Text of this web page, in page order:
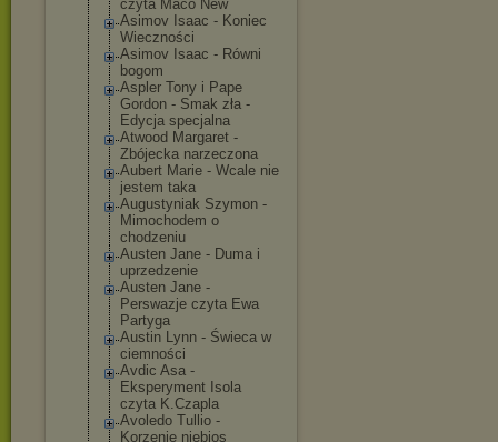
czyta Maco New
Asimov Isaac - Koniec
Wieczności
Asimov Isaac - Równi
bogom
Aspler Tony i Pape
Gordon - Smak zła -
Edycja specjalna
Atwood Margaret -
Zbójecka narzeczona
Aubert Marie - Wcale nie
jestem taka
Augustyniak Szymon -
Mimochodem o
chodzeniu
Austen Jane - Duma i
uprzedzenie
Austen Jane -
Perswazje czyta Ewa
Partyga
Austin Lynn - Świeca w
ciemności
Avdic Asa -
Eksperyment Isola
czyta K.Czapla
Avoledo Tullio -
Korzenie niebios